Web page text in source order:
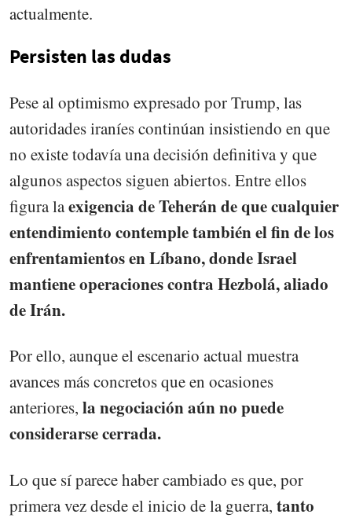
actualmente.
Persisten las dudas
Pese al optimismo expresado por Trump, las
autoridades iraníes continúan insistiendo en que
no existe todavía una decisión definitiva y que
algunos aspectos siguen abiertos. Entre ellos
figura laexigencia de Teherán de que cualquier
entendimiento contemple también el fin de los
enfrentamientos en Líbano, donde Israel
mantiene operaciones contra Hezbolá, aliado
de Irán.
Por ello, aunque el escenario actual muestra
avances más concretos que en ocasiones
anteriores, la negociación aún no puede
considerarse cerrada.
Lo que sí parece haber cambiado es que, por
primera vez desde el inicio de la guerra, tanto